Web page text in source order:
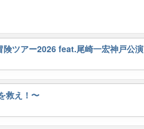
険ツアー2026 feat.尾崎一宏神戸公演
救え！〜